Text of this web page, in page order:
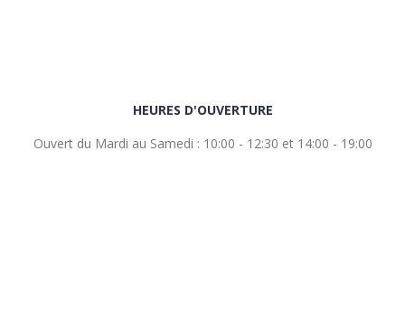
HEURES D'OUVERTURE
Ouvert du Mardi au Samedi : 10:00 - 12:30 et 14:00 - 19:00